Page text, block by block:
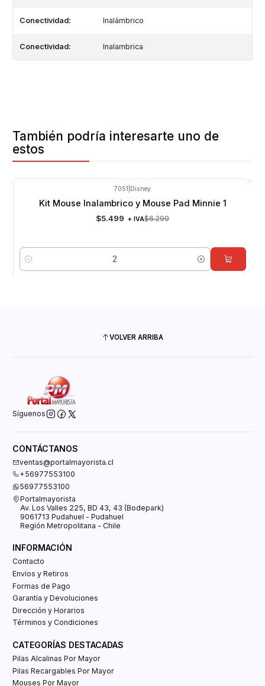
Conectividad: Inalámbrico
Conectividad: Inalambrica
También podría interesarte uno de
estos
7051 Disney
Kit Mouse Inalambrico y Mouse Pad Minnie 1
$5.499 + IVA$6.299
Cantidad
VOLVER ARRIBA
Síguenos
CONTÁCTANOS
ventas@portalmayorista.cl
+56977553100
56977553100
Portalmayorista
Av. Los Valles 225, BD 43, 43 (Bodepark)
9061713 Pudahuel - Pudahuel
Región Metropolitana - Chile
INFORMACIÓN
Contacto
Envíos y Retiros
Formas de Pago
Garantía y Devoluciones
Dirección y Horarios
Términos y Condiciones
CATEGORÍAS DESTACADAS
Pilas Alcalinas Por Mayor
Pilas Recargables Por Mayor
Mouses Por Mayor